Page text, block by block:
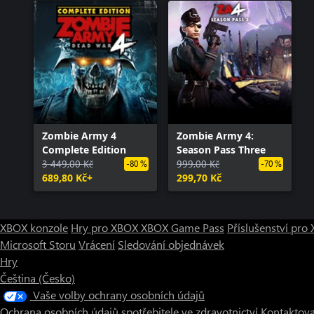
Zombie Army 4
Complete Edition
3 449,00 Kč
689,80 Kč+
-80 %
Zombie Army 4:
Season Pass Three
999,00 Kč
299,70 Kč
-70 %
XBOX konzole Hry pro XBOXXBOX Game Pass Příslušenství pro
Microsoft Storu Vrácení Sledování objednávek
Hry
Čeština (Česko)
Vaše volby ochrany osobních údajů